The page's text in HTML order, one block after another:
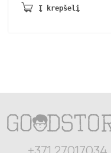
buvo:
215,19 €.
Į krepšelį